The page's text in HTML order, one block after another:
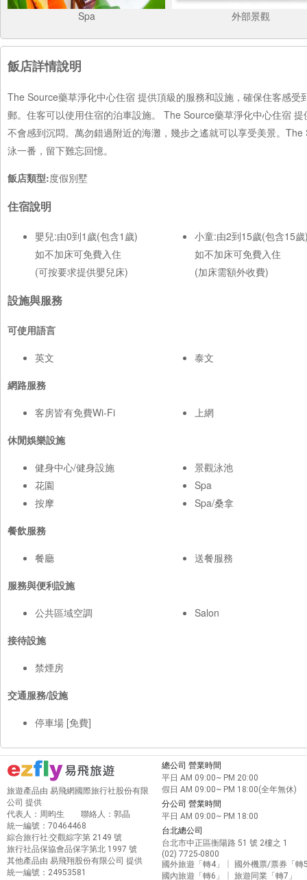
Spa 外部景觀
飯店詳情說明
The Source藥草淨化中心住宿 提供頂級的服務和設施，確保住客感
郵。住客可以使用住宿的泊車設施。 The Source藥草淨化中心住宿
不會感到沉悶。萬勿錯過附近的海灘，幾步之遙就可以享受美景。
泳一番，留下難忘回憶。
飯店類型:度假別墅
住宿說明
嬰兒:由0到1歲(包含1歲)
如不加床可免費入住
(可按要求提供嬰兒床)
小童:由2到15歲(包含15
如不加床可免費入住
(加床需額外收費)
設施與服務
可使用語言
英文
泰文
網路服務
客房皆有免費Wi-Fi
上網
休閒娛樂設施
健身中心/健身設施
花園
按摩
景觀泳池
Spa
Spa/桑拿
餐飲服務
餐廳
送餐服務
服務與便利設施
公共區域空調
Salon
接待設施
禁煙房
交通服務/設施
停車場 [免費]